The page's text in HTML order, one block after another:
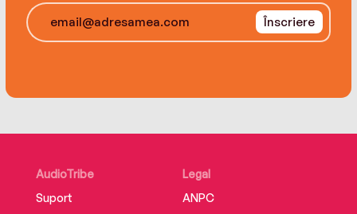
Înscriere
AudioTribe
Suport
Legal
ANPC